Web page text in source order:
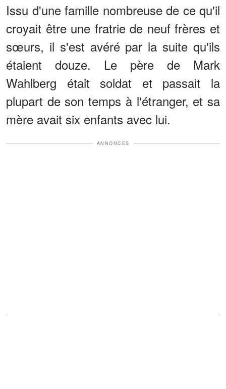
Issu d'une famille nombreuse de ce qu'il
croyait être une fratrie de neuf frères et
sœurs, il s'est avéré par la suite qu'ils
étaient douze. Le père de Mark
Wahlberg était soldat et passait la
plupart de son temps à l'étranger, et sa
mère avait six enfants avec lui.
ANNONCES